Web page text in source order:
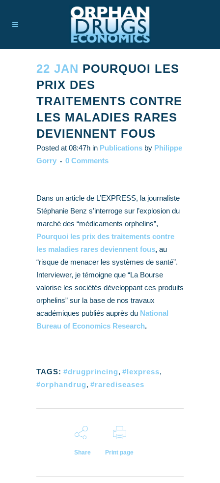
22 JAN POURQUOI LES
PRIX DES
TRAITEMENTS CONTRE
LES MALADIES RARES
DEVIENNENT FOUS
Posted at 08:47h in Publications by Philippe
Gorry
0 Comments
Dans un article de L’EXPRESS, la journaliste
Stéphanie Benz s’interroge sur l’explosion du
marché des “médicaments orphelins”,
Pourquoi les prix des traitements contre
les maladies rares deviennent fous, au
“risque de menacer les systèmes de santé”.
Interviewer, je témoigne que “La Bourse
valorise les sociétés développant ces produits
orphelins” sur la base de nos travaux
académiques publiés auprès du National
Bureau of Economics Research.
TAGS: #drugprincing, #lexpress,
#orphandrug, #rarediseases
Share Print page